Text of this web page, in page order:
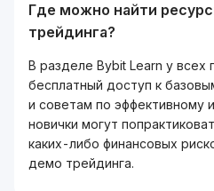
Где можно найти
трейдинга?
В разделе Bybit Learn у всех
бесплатный доступ к
и советам по эффективному
новички могут
каких-либо финансовых
демо трейдинга.